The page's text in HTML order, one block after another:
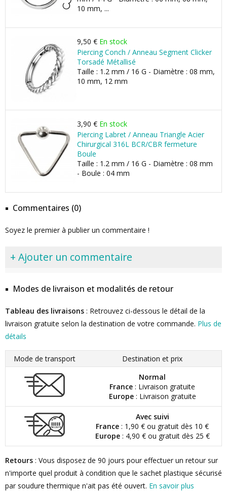
10 mm, ...
9,50 € En stock
Piercing Conch / Anneau Segment Clicker
Torsadé Métallisé
Taille : 1.2 mm / 16 G - Diamètre : 08 mm,
10 mm, 12 mm
3,90 € En stock
Piercing Labret / Anneau Triangle Acier
Chirurgical 316L BCR/CBR fermeture
Boule
Taille : 1.2 mm / 16 G - Diamètre : 08 mm
- Boule : 04 mm
Commentaires (0)
Soyez le premier à publier un commentaire !
+ Ajouter un commentaire
Modes de livraison et modalités de retour
Tableau des livraisons : Retrouvez ci-dessous le détail de la
livraison gratuite selon la destination de votre commande. Plus de
détails
Mode de transport
Destination et prix
Normal
France : Livraison gratuite
Europe: Livraison gratuite
Avec suivi
France : 1,90 € ou gratuit dès 10 €
Europe: 4,90 € ou gratuit dès 25 €
Retours : Vous disposez de 90 jours pour effectuer un retour sur
n'importe quel produit à condition que le sachet plastique sécurisé
par soudure thermique n'ait pas été ouvert. En savoir plus